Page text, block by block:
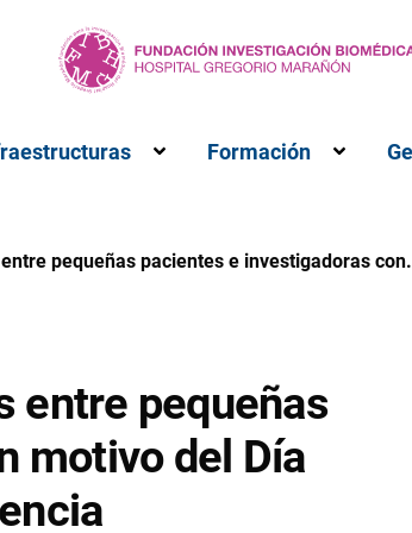
el submenú para “Innovación”
Muestra el submenú
Formación
pequeñas pacientes e investigadoras
entre pequeñas
motivo del Día